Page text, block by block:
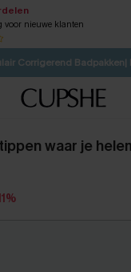
voor nieuwe klanten
KANS | Tot 50%
Corrigerend Badpakken|
je & ontvang tot 15%
3, krijg 15% korting | CODE:
waar je